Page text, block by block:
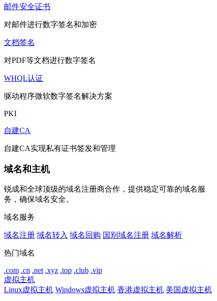
邮件安全证书
对邮件进行数字签名和加密
文档签名
对PDF等文档进行数字签名
WHQL认证
驱动程序微软数字签名解决方案
PKI
自建CA
自建CA实现私有证书签发和管理
域名和主机
锐成和全球顶级的域名注册商合作，提供稳定可靠的域名服
务，确保域名安全。
域名服务
域名注册 域名转入 域名回购 国别域名注册 域名解析
热门域名
.com .cn .net .xyz .top .club .vip
虚拟主机
Linux虚拟主机 Windows虚拟主机 香港虚拟主机 美国虚拟主机